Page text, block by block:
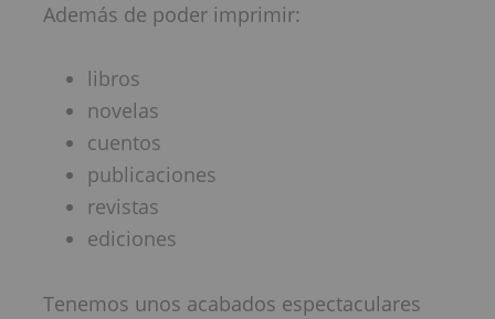
Además de poder imprimir:
libros
novelas
cuentos
publicaciones
revistas
ediciones
Tenemos unos acabados espectaculares